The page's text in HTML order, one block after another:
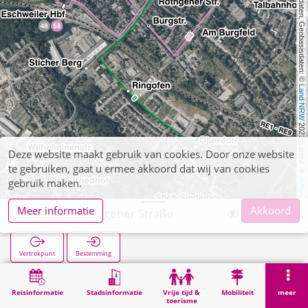
, Kartendaten, Geobasisdaten: ©
Land NRW
2021, Lizenz
dl-de/by-2-0
Reisinformatie Stadsinformatie
Vrije tijd &
toerisme
Mobiliteit meer
Röthgen Röthgener Straße
Vertrekpunt Bestemming
Zoekopracht Röthgen Röthgener Straße
Deze website maakt gebruik van cookies. Door onze website
te gebruiken, gaat u ermee akkoord dat wij van cookies
gebruik maken.
Meer informatie
Akkoord